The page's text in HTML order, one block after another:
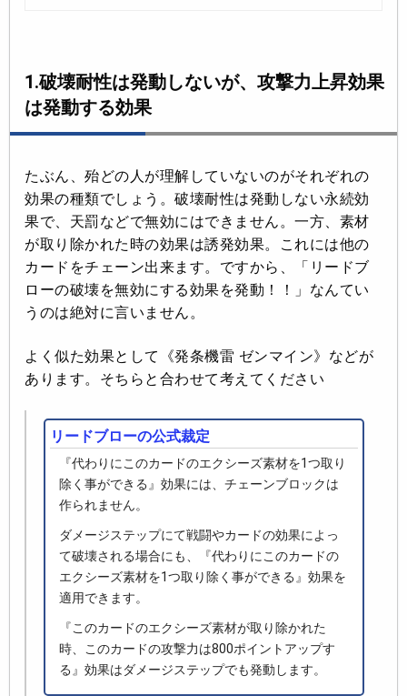
1.破壊耐性は発動しないが、攻撃力上昇効果
は発動する効果
たぶん、殆どの人が理解していないのがそれぞれの
効果の種類でしょう。破壊耐性は発動しない永続効
果で、天罰などで無効にはできません。一方、素材
が取り除かれた時の効果は誘発効果。これには他の
カードをチェーン出来ます。ですから、「リードブ
ローの破壊を無効にする効果を発動！！」なんてい
うのは絶対に言いません。
よく似た効果として《発条機雷 ゼンマイン》などが
あります。そちらと合わせて考えてください
リードブローの公式裁定
『代わりにこのカードのエクシーズ素材を1つ取り
除く事ができる』効果には、チェーンブロックは
作られません。
ダメージステップにて戦闘やカードの効果によっ
て破壊される場合にも、『代わりにこのカードの
エクシーズ素材を1つ取り除く事ができる』効果を
適用できます。
『このカードのエクシーズ素材が取り除かれた
時、このカードの攻撃力は800ポイントアップす
る』効果はダメージステップでも発動します。